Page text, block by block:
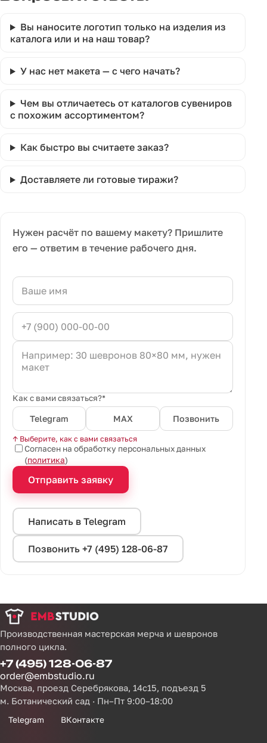
Вы наносите логотип только на изделия из
каталога или и на наш товар?
У нас нет макета — с чего начать?
Чем вы отличаетесь от каталогов сувениров
с похожим ассортиментом?
Как быстро вы считаете заказ?
Доставляете ли готовые тиражи?
Нужен расчёт по вашему макету? Пришлите
его — ответим в течение рабочего дня.
Как с вами связаться?*
Telegram MAX Позвонить
↑ Выберите, как с вами связаться
Согласен на обработку персональных данных
(политика)
Отправить заявку
Написать в Telegram
Позвонить +7 (495) 128-06-87
Производственная мастерская мерча и шевронов
полного цикла.
+7 (495) 128-06-87
order@embstudio.ru
Москва, проезд Серебрякова, 14с15, подъезд 5
м. Ботанический сад · Пн–Пт 9:00–18:00
Telegram ВКонтакте